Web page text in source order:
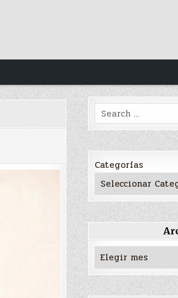
Search
for:
Categorías
Archivos